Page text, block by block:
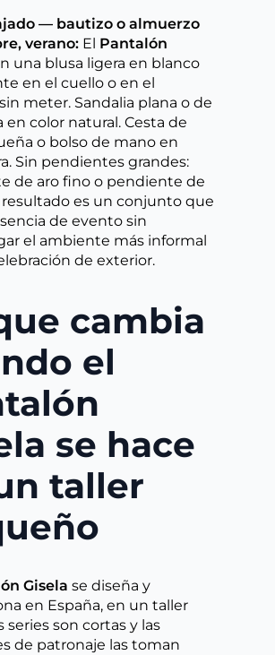
— bautizo o almuerzo
verano: El Pantalón
una blusa ligera en blanco
en el cuello o en el
meter. Sandalia plana o de
en color natural. Cesta de
o bolso de mano en
Sin pendientes grandes:
de aro fino o pendiente de
resultado es un conjunto que
de evento sin
el ambiente más informal
de exterior.
cambia
el
se hace
taller
Gisela se diseña y
en España, en un taller
series son cortas y las
de patronaje las toman